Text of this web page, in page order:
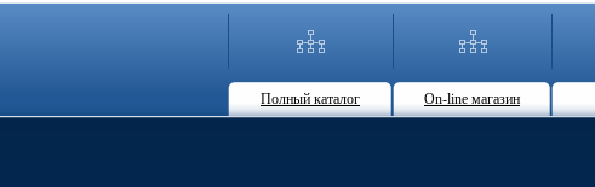
Полный каталог On-line магазин